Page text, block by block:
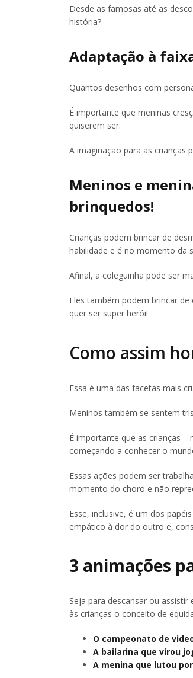
Desde as famosas até as
história?
Adaptação à
Quantos desenhos com
É importante que meninas
quiserem ser.
A imaginação para as crianças
Meninos e
brinquedos!
Crianças podem brincar de
habilidade e é no momento da
Afinal, a coleguinha pode ser
Eles também podem brincar
quer ser super herói!
Como assim
Essa é uma das facetas mais
Meninos também se sentem
É importante que as crianças
começando a conhecer o
Essas ações podem ser
momento do choro e não
Esse, inclusive, é um dos
empático à dor do outro e,
3 animações
Seja para descansar ou
às crianças o conceito de
O campeonato de
A bailarina que virou
A menina que lutou